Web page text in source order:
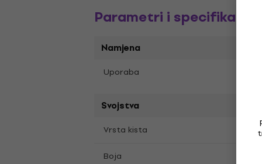
Parametri i specifikacija
Namjena
Uporaba
Svojstva
Vrsta kista
Boja